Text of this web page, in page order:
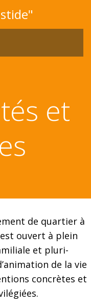
et
de quartier à
ouvert à plein
et pluri-
de la vie
concrètes et